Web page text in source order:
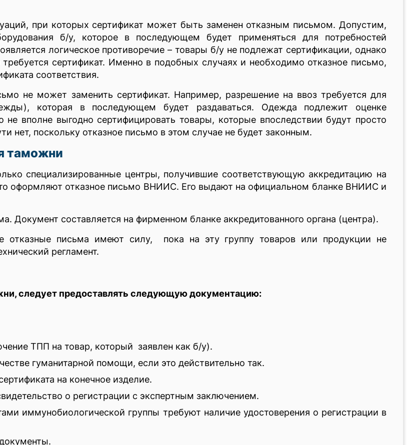
при которых сертификат может быть заменен отказным письмом. Допустим,
б/у, которое в последующем будет применяться для потребностей
логическое противоречие – товары б/у не подлежат сертификации, однако
сертификат. Именно в подобных случаях и необходимо отказное письмо,
соответствия.
не может заменить сертификат. Например, разрешение на ввоз требуется для
которая в последующем будет раздаваться. Одежда подлежит оценке
не вполне выгодно сертифицировать товары, которые впоследствии будут просто
нет, поскольку отказное письмо в этом случае не будет законным.
таможни
специализированные центры, получившие соответствующую аккредитацию на
оформляют отказное письмо ВНИИС. Его выдают на официальном бланке ВНИИС и
Документ составляется на фирменном бланке аккредитованного органа (центра).
отказные письма имеют силу, пока на эту группу товаров или продукции не
регламент.
следует предоставлять следующую документацию:
ТПП на товар, который заявлен как б/у).
гуманитарной помощи, если это действительно так.
на конечное изделие.
о регистрации с экспертным заключением.
иммунобиологической группы требуют наличие удостоверения о регистрации в